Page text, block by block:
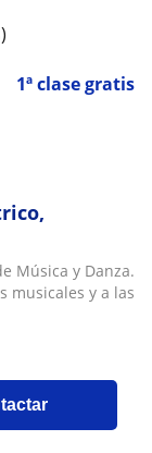
1ª clase gratis
Música y Danza.
musicales y a las